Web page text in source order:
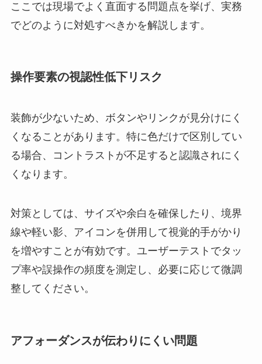
ここでは現場でよく直面する問題点を挙げ、実務
でどのように対処すべきかを解説します。
操作要素の視認性低下リスク
装飾が少ないため、ボタンやリンクが見分けにく
くなることがあります。特に色だけで区別してい
る場合、コントラストが不足すると認識されにく
くなります。
対策としては、サイズや余白を確保したり、境界
線や軽い影、アイコンを併用して視覚的手がかり
を増やすことが有効です。ユーザーテストでタッ
プ率や誤操作の頻度を測定し、必要に応じて微調
整してください。
アフォーダンスが伝わりにくい問題